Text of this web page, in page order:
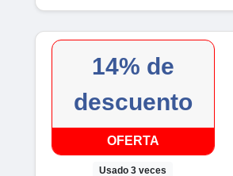
14% de
descuento
OFERTA
Usado 3 veces